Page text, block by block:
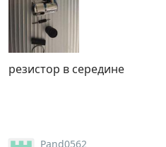
резистор в середине
Pand0562